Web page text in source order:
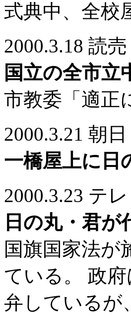
式典中、全校
2000.3.18 読売
国立の全市立
市教委「適正
2000.3.21 朝日
一橋屋上に日
2000.3.23 テ
日の丸・君
国旗国家法が
ている。 政
弁しているが